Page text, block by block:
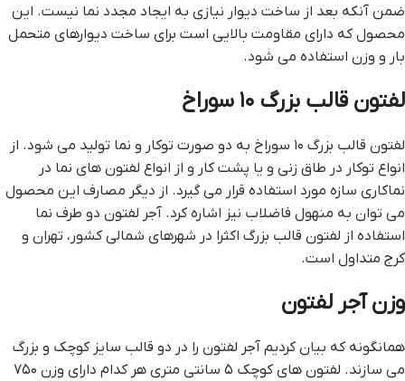
ضمن آنکه بعد از ساخت دیوار نیازی به ایجاد مجدد نما نیست. این
محصول که دارای مقاومت بالایی است برای ساخت دیوارهای متحمل
بار و وزن استفاده می شود.
لفتون قالب بزرگ ۱۰ سوراخ
لفتون قالب بزرگ ۱۰ سوراخ به دو صورت توکار و نما تولید می شود. از
انواع توکار در طاق زنی و یا پشت کار و از انواع لفتون های نما در
نماکاری سازه مورد استفاده قرار می گیرد. از دیگر مصارف این محصول
می توان به منهول فاضلاب نیز اشاره کرد. آجر لفتون دو طرف نما
استفاده از لفتون قالب بزرگ اکثرا در شهرهای شمالی کشور، تهران و
کرج متداول است.
وزن آجر لفتون
همانگونه که بیان کردیم آجر لفتون را در دو قالب سایز کوچک و بزرگ
می سازند. لفتون های کوچک ۵ سانتی متری هر کدام دارای وزن ۷۵۰